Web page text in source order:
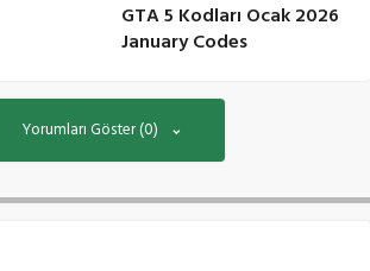
GTA 5 Kodları Ocak 2026
January Codes
Yorumları Göster (0)